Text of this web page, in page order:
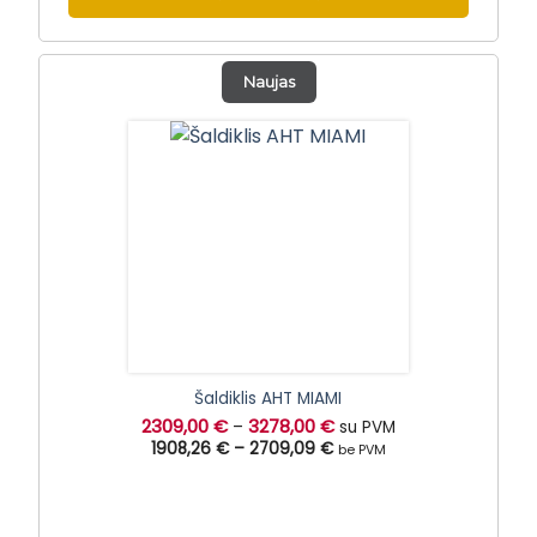
Naujas
Šaldiklis AHT MIAMI
2309,00€– 3278,00€su PVM
1908,26 €– 2709,09 € be PVM